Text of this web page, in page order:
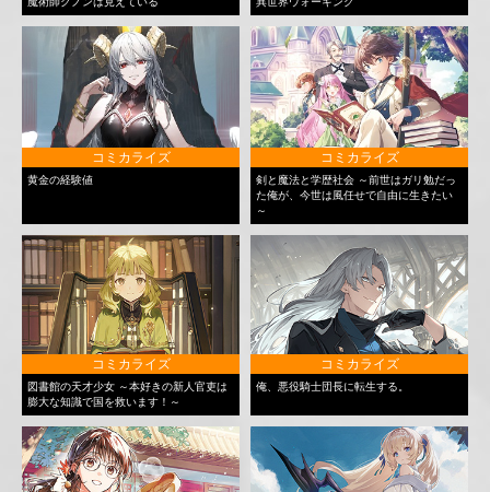
コミカライズ
黄金の経験値
コミカライズ
剣と魔法と学歴社会 ～前世はガリ勉だっ
た俺が、今世は風任せで自由に生きたい
～
コミカライズ
図書館の天才少女 ～本好きの新人官吏は
膨大な知識で国を救います！～
コミカライズ
俺、悪役騎士団長に転生する。